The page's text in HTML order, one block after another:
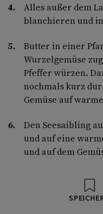
Alles außer dem
blanchieren und
Butter in einer
Wurzelgemüse
Pfeffer würzen.
nochmals kurz
Gemüse auf
Den Seesaibling
und auf eine
und auf dem